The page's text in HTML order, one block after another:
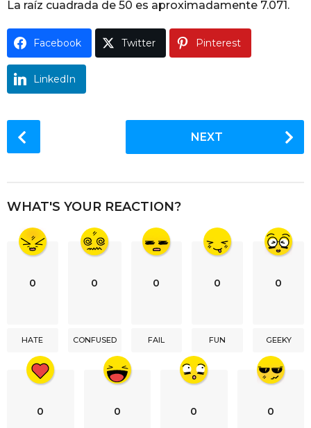
g
o
La raíz cuadrada de 50 es aproximadamente 7.071.
Facebook Twitter Pinterest
LinkedIn
o
P
NEXT
WHAT'S YOUR REACTION?
0
HATE
0
CONFUSED
0
FAIL
0
FUN
0
GEEKY
0 0 0 0